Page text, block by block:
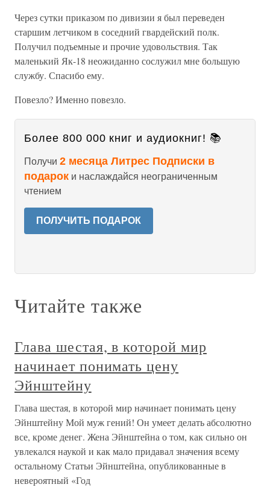
Через сутки приказом по дивизии я был переведен
старшим летчиком в соседний гвардейский полк.
Получил подъемные и прочие удовольствия. Так
маленький Як-18 неожиданно сослужил мне большую
службу. Спасибо ему.
Повезло? Именно повезло.
Более 800 000 книг и аудиокниг! 📚
Получи 2 месяца Литрес Подписки в
подарок и наслаждайся неограниченным
чтением
ПОЛУЧИТЬ ПОДАРОК
Читайте также
Глава шестая, в которой мир
начинает понимать цену
Эйнштейну
Глава шестая, в которой мир начинает понимать цену
Эйнштейну Мой муж гений! Он умеет делать абсолютно
все, кроме денег. Жена Эйнштейна о том, как сильно он
увлекался наукой и как мало придавал значения всему
остальному Статьи Эйнштейна, опубликованные в
невероятный «Год